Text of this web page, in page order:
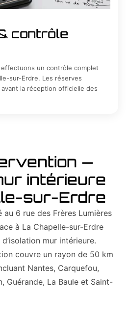
contrôle
un contrôle complet
sur-Erdre. Les réserves
la réception officielle des
—
intérieure
sur-Erdre
6 rue des Frères Lumières
à La Chapelle-sur-Erdre
mur intérieure.
couvre un rayon de 50 km
Nantes, Carquefou,
Guérande, La Baule et Saint-